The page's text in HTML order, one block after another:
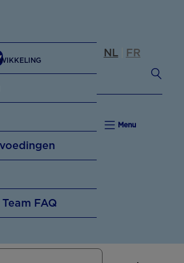
maat
FAQ
NL FR
Menu